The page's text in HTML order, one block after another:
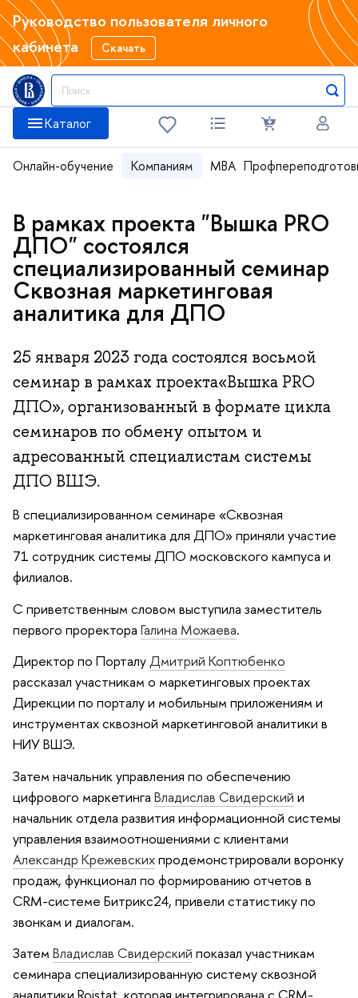
Руководство пользователя личного
кабинета
Скачать
Каталог
Онлайн-обучение Компаниям MBA
В рамках проекта "Вышка PRO
ДПО" состоялся
специализированный семинар
Сквозная маркетинговая
аналитика для ДПО
25 января 2023 года состоялся восьмой
семинар в рамках проекта«Вышка PRO
ДПО», организованный в формате цикла
семинаров по обмену опытом и
адресованный специалистам системы
ДПО ВШЭ.
В специализированном семинаре «Сквозная
маркетинговая аналитика для ДПО» приняли участие
71 сотрудник системы ДПО московского кампуса и
филиалов.
С приветственным словом выступила заместитель
первого проректора Галина Можаева.
Директор по ПорталуДмитрий Коптюбенко
рассказал участникам о маркетинговых проектах
Дирекции по порталу и мобильным приложениям и
инструментах сквозной маркетинговой аналитики в
НИУ ВШЭ.
Затем начальник управления по обеспечению
цифрового маркетинга Владислав Свидерский и
начальник отдела развития информационной системы
управления взаимоотношениями с клиентами
Александр Крежевскихпродемонстрировали воронку
продаж, функционал по формированию отчетов в
CRM-системе Битрикс24, привели статистику по
звонкам и диалогам.
Затем Владислав Свидерский показал участникам
семинара специализированную систему сквозной